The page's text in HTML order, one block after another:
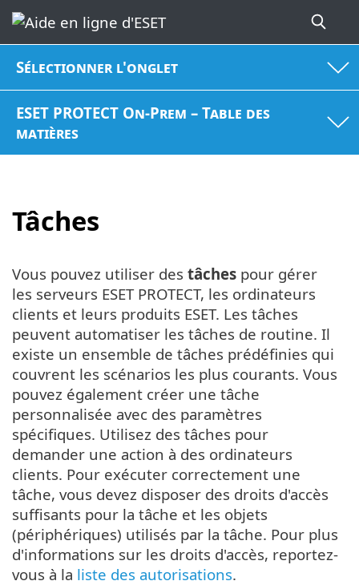
Sélectionner l'onglet
ESET PROTECT On-Prem – Table des
matières
Tâches
Vous pouvez utiliser des tâches pour gérer
les serveurs ESET PROTECT, les ordinateurs
clients et leurs produits ESET. Les tâches
peuvent automatiser les tâches de routine. Il
existe un ensemble de tâches prédéfinies qui
couvrent les scénarios les plus courants. Vous
pouvez également créer une tâche
personnalisée avec des paramètres
spécifiques. Utilisez des tâches pour
demander une action à des ordinateurs
clients. Pour exécuter correctement une
tâche, vous devez disposer des droits d'accès
suffisants pour la tâche et les objets
(périphériques) utilisés par la tâche. Pour plus
d'informations sur les droits d'accès, reportez-
vous à la liste des autorisations.